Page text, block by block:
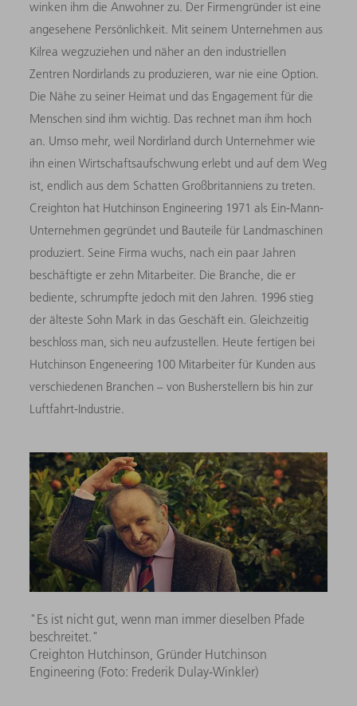
winken ihm die Anwohner zu. Der Firmengründer ist eine
angesehene Persönlichkeit. Mit seinem Unternehmen aus
Kilrea wegzuziehen und näher an den industriellen
Zentren Nordirlands zu produzieren, war nie eine Option.
Die Nähe zu seiner Heimat und das Engagement für die
Menschen sind ihm wichtig. Das rechnet man ihm hoch
an. Umso mehr, weil Nordirland durch Unternehmer wie
ihn einen Wirtschaftsaufschwung erlebt und auf dem Weg
ist, endlich aus dem Schatten Großbritanniens zu treten.
Creighton hat Hutchinson Engineering 1971 als Ein-Mann-
Unternehmen gegründet und Bauteile für Landmaschinen
produziert. Seine Firma wuchs, nach ein paar Jahren
beschäftigte er zehn Mitarbeiter. Die Branche, die er
bediente, schrumpfte jedoch mit den Jahren. 1996 stieg
der älteste Sohn Mark in das Geschäft ein. Gleichzeitig
beschloss man, sich neu aufzustellen. Heute fertigen bei
Hutchinson Engeneering 100 Mitarbeiter für Kunden aus
verschiedenen Branchen – von Busherstellern bis hin zur
Luftfahrt-Industrie.
"Es ist nicht gut, wenn man immer dieselben Pfade
beschreitet."
Creighton Hutchinson, Gründer Hutchinson
Engineering (Foto: Frederik Dulay-Winkler)